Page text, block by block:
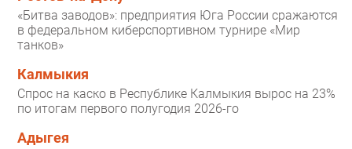
«Битва заводов»: предприятия Юга России сражаются
в федеральном киберспортивном турнире «Мир
танков»
Калмыкия
Спрос на каско в Республике Калмыкия вырос на 23%
по итогам первого полугодия 2026-го
Адыгея